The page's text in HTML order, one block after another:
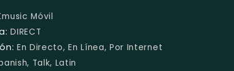
Móvil
DIRECT
En Directo, En Línea, Por Internet
Talk, Latin